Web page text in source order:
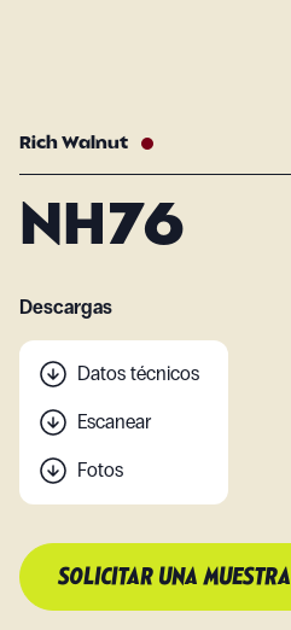
Rich Walnut
NH76
Descargas
Datos técnicos
Escanear
Fotos
SOLICITAR UNA MUESTRA